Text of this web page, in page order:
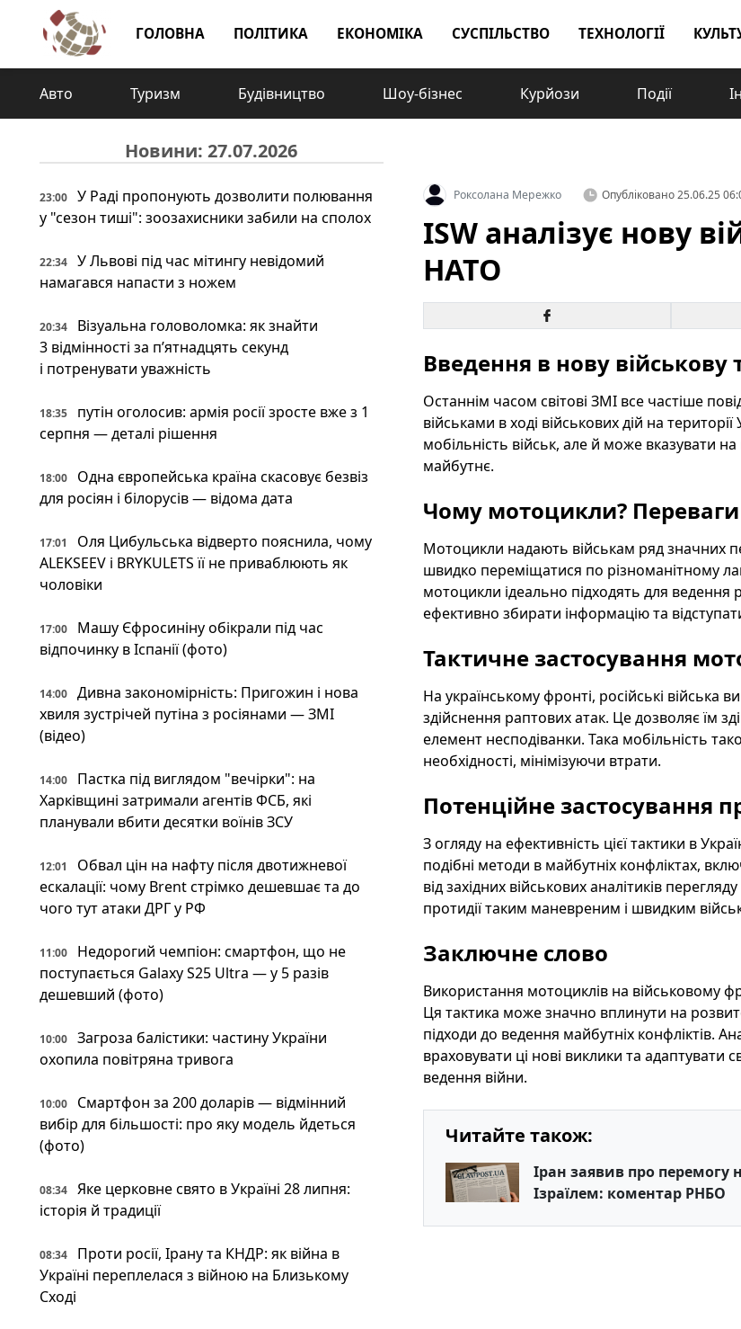
ГОЛОВНА ПОЛІТИКА ЕКОНОМІКА СУСПІЛЬСТВО ТЕХНОЛОГІЇ
Авто Туризм Будівництво Шоу-бізнес Курйози Події
Новини: 27.07.2026
23:00
У Раді пропонують дозволити полювання
у "сезон тиші": зоозахисники забили на сполох
22:34
У Львові під час мітингу невідомий
намагався напасти з ножем
20:34
Візуальна головоломка: як знайти
3 відмінності за п’ятнадцять секунд
і потренувати уважність
18:35
путін оголосив: армія росії зросте вже з 1
серпня — деталі рішення
18:00
Одна європейська країна скасовує безвіз
для росіян і білорусів — відома дата
17:01
Оля Цибульська відверто пояснила, чому
ALEKSEEV і BRYKULETS її не приваблюють як
чоловіки
17:00
Машу Єфросиніну обікрали під час
відпочинку в Іспанії (фото)
14:00
Дивна закономірність: Пригожин і нова
хвиля зустрічей путіна з росіянами — ЗМІ
(відео)
14:00
Пастка під виглядом "вечірки": на
Харківщині затримали агентів ФСБ, які
планували вбити десятки воїнів ЗСУ
12:01
Обвал цін на нафту після двотижневої
ескалації: чому Brent стрімко дешевшає та до
чого тут атаки ДРГ у РФ
11:00
Недорогий чемпіон: смартфон, що не
поступається Galaxy S25 Ultra — у 5 разів
дешевший (фото)
10:00
Загроза балістики: частину України
охопила повітряна тривога
10:00
Смартфон за 200 доларів — відмінний
вибір для більшості: про яку модель йдеться
(фото)
08:34
Яке церковне свято в Україні 28 липня:
історія й традиції
08:34
Проти росії, Ірану та КНДР: як війна в
Україні переплелася з війною на Близькому
Сході
Роксолана Мережко Опубліковано25.06.25
ISW аналізує нову
НАТО
Введення в нову
Останнім часом світові ЗМІ все частіше
військами в ході військових дій на
мобільність військ, але й може вказувати
майбутнє.
Чому мотоцикли?
Мотоцикли надають військам ряд значних
швидко переміщатися по різноманітному
мотоцикли ідеально підходять для ведення
ефективно збирати інформацію та
Тактичне застосування
На українському фронті, російські
здійснення раптових атак. Це дозволяє їм
елемент несподіванки. Така мобільність
необхідності, мінімізуючи втрати.
Потенційне застосування
З огляду на ефективність цієї тактики в
подібні методи в майбутніх конфліктах,
від західних військових аналітиків
протидії таким маневреним і швидким
Заключне слово
Використання мотоциклів на військовому
Ця тактика може значно вплинути на
підходи до ведення майбутніх конфліктів.
враховувати ці нові виклики та адаптувати
ведення війни.
Читайте також:
Іран заявив про перемогу
Ізраїлем: коментар РНБО